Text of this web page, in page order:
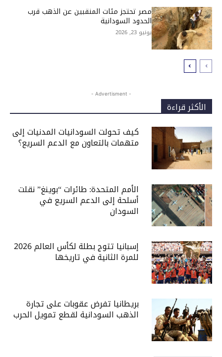
مصر تحتجز مئات المنقبين عن الذهب قرب
الحدود السودانية
يونيو 23, 2026
- Advertisment -
الأكثر قراءة
كيف تحولت السودانيات المدنيات إلى
متهمات بالتعاون مع الدعم السريع؟
الأمم المتحدة: طائرات “بوينغ” نقلت
أسلحة إلى الدعم السريع في
السودان
إسبانيا تتوج بطلة لكأس العالم 2026
للمرة الثانية في تاريخها
بريطانيا تفرض عقوبات على تجارة
الذهب السودانية لقطع تمويل الحرب